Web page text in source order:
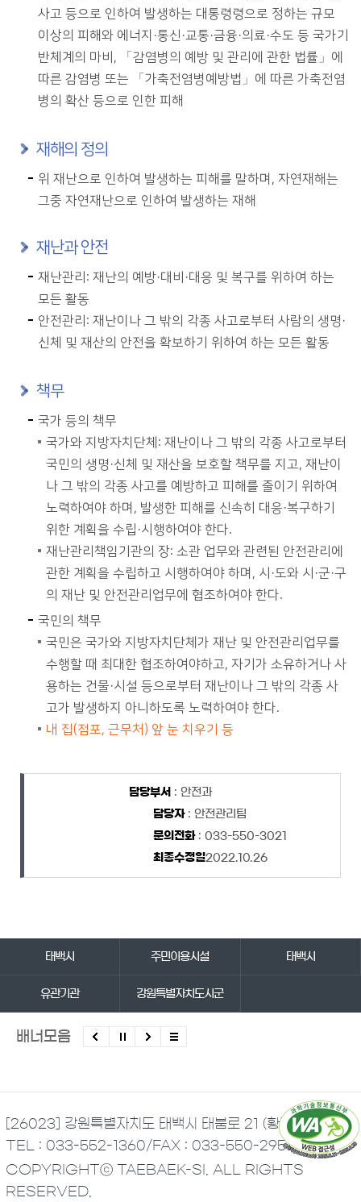
사고 등으로 인하여 발생하는 대통령령으로 정하는 규모
이상의 피해와 에너지·통신·교통·금융·의료·수도 등 국가기
반체계의 마비, 「감염병의 예방 및 관리에 관한 법률」에
따른 감염병 또는 「가축전염병예방법」에 따른 가축전염
병의 확산 등으로 인한 피해
재해의 정의
위 재난으로 인하여 발생하는 피해를 말하며, 자연재해는
그중 자연재난으로 인하여 발생하는 재해
재난과 안전
재난관리: 재난의 예방·대비·대응 및 복구를 위하여 하는
모든 활동
안전관리: 재난이나 그 밖의 각종 사고로부터 사람의 생명·
신체 및 재산의 안전을 확보하기 위하여 하는 모든 활동
책무
국가 등의 책무
국가와 지방자치단체: 재난이나 그 밖의 각종 사고로부터
국민의 생명·신체 및 재산을 보호할 책무를 지고, 재난이
나 그 밖의 각종 사고를 예방하고 피해를 줄이기 위하여
노력하여야 하며, 발생한 피해를 신속히 대응·복구하기
위한 계획을 수립·시행하여야 한다.
재난관리책임기관의 장: 소관 업무와 관련된 안전관리에
관한 계획을 수립하고 시행하여야 하며, 시·도와 시·군·구
의 재난 및 안전관리업무에 협조하여야 한다.
국민의 책무
국민은 국가와 지방자치단체가 재난 및 안전관리업무를
수행할 때 최대한 협조하여야하고, 자기가 소유하거나 사
용하는 건물·시설 등으로부터 재난이나 그 밖의 각종 사
고가 발생하지 아니하도록 노력하여야 한다.
내 집(점포, 근무처) 앞 눈 치우기 등
담당자 정보
담당부서 : 안전과
담당자: 안전관리팀
문의전화: 033-550-3021
최종수정일2022.10.26
태백시 주민이용시설 태백시
유관기관 강원특별자치도시군
배너모음
[26023] 강원특별자치도 태백시 태붐로 21 (황지동)
TEL : 033-552-1360/FAX : 033-550-2951
COPYRIGHTⓒ TAEBAEK-SI. ALL RIGHTS
RESERVED.